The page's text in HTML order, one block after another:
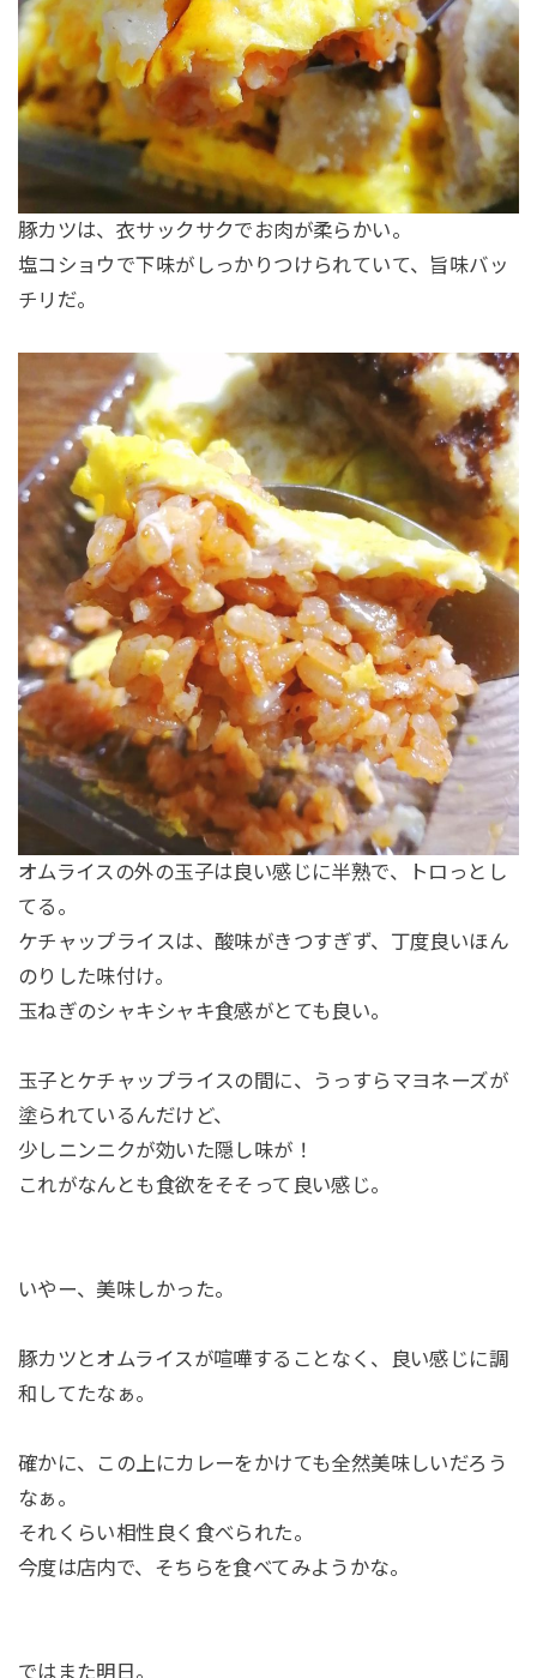
豚カツは、衣サックサクでお肉が柔らかい。
塩コショウで下味がしっかりつけられていて、旨味バッ
チリだ。
オムライスの外の玉子は良い感じに半熟で、トロっとし
てる。
ケチャップライスは、酸味がきつすぎず、丁度良いほん
のりした味付け。
玉ねぎのシャキシャキ食感がとても良い。
玉子とケチャップライスの間に、うっすらマヨネーズが
塗られているんだけど、
少しニンニクが効いた隠し味が！
これがなんとも食欲をそそって良い感じ。
いやー、美味しかった。
豚カツとオムライスが喧嘩することなく、良い感じに調
和してたなぁ。
確かに、この上にカレーをかけても全然美味しいだろう
なぁ。
それくらい相性良く食べられた。
今度は店内で、そちらを食べてみようかな。
ではまた明日。